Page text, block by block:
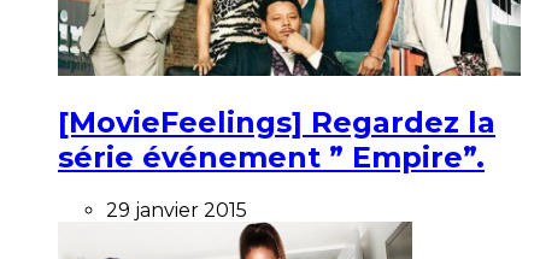
[MovieFeelings] Regardez la
série événement ” Empire”.
29 janvier 2015